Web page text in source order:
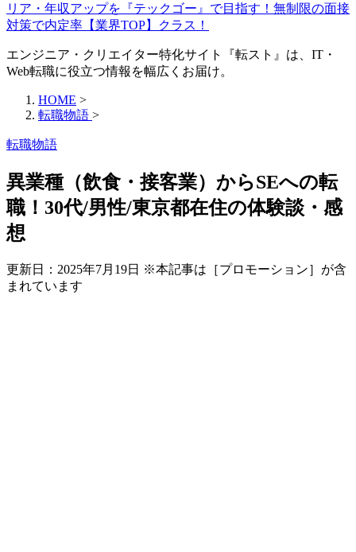
リア・年収アップを『テックゴー』で目指す！無制限の面接
対策で内定率【業界TOP】クラス！
エンジニア・クリエイター特化サイト『転スト』は、IT・
Web転職に役立つ情報を幅広くお届け。
HOME >
転職物語 >
転職物語
異業種（飲食・接客業）からSEへの転
職！30代/男性/東京都在住の体験談・感
想
更新日： 2025年7月19日 ※本記事は［プロモーション］が含
まれています